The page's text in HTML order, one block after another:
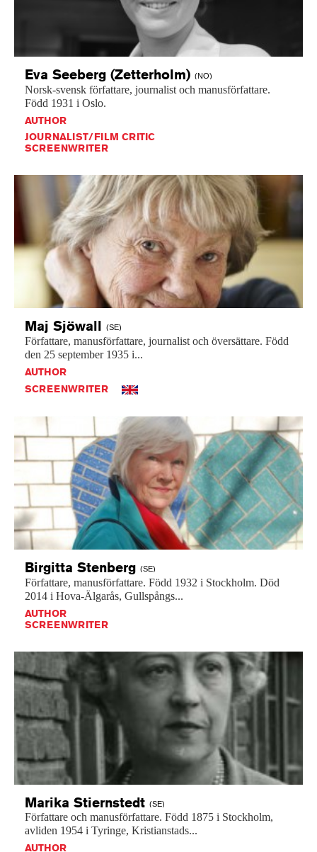
Eva Seeberg (Zetterholm) (NO)
Norsk-svensk författare, journalist och manusförfattare.
Född 1931 i Oslo.
AUTHOR
JOURNALIST/FILM CRITIC
SCREENWRITER
Maj Sjöwall (SE)
Författare, manusförfattare, journalist och översättare. Född
den 25 september 1935 i...
AUTHOR
SCREENWRITER
Birgitta Stenberg (SE)
Författare, manusförfattare. Född 1932 i Stockholm. Död
2014 i Hova-Älgarås, Gullspångs...
AUTHOR
SCREENWRITER
Marika Stiernstedt (SE)
Författare och manusförfattare. Född 1875 i Stockholm,
avliden 1954 i Tyringe, Kristianstads...
AUTHOR